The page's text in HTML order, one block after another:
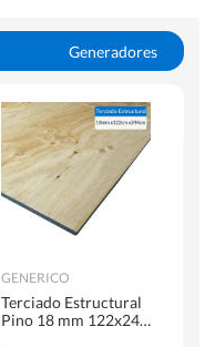
Generadores
Sierras Circulares
GENERICO
Terciado Estructural
Pino 18 mm 122x244